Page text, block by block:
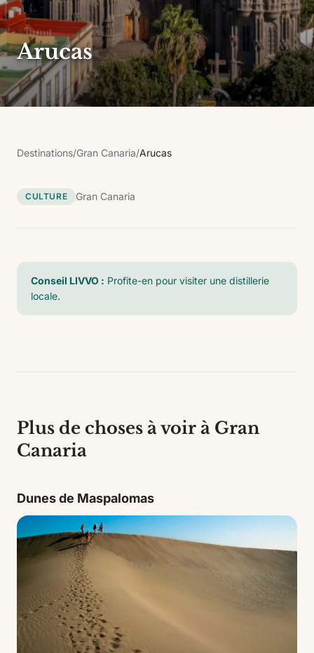
Arucas
Destinations/Gran Canaria/Arucas
CULTURE Gran Canaria
Conseil LIVVO : Profite-en pour visiter une distillerie
locale.
Plus de choses à voir à Gran
Canaria
Dunes de Maspalomas